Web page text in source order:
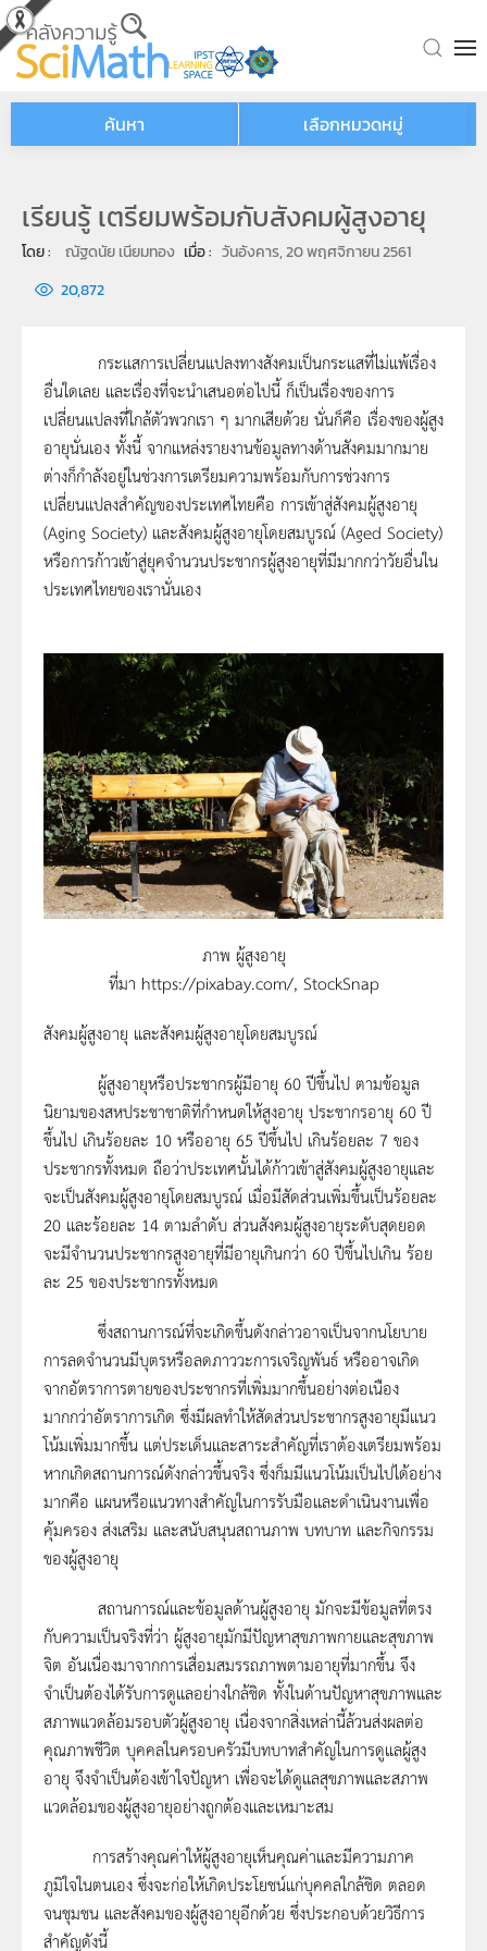
Skip to main content
ค้นหา เลือกหมวดหมู่
เรียนรู้ เตรียมพร้อมกับสังคมผู้สูงอายุ
โดย : ณัฐดนัย เนียมทอง เมื่อ : วันอังคาร, 20 พฤศจิกายน 2561
20,872
กระแสการเปลี่ยนแปลงทางสังคมเป็นกระแสที่ไม่แพ้เรื่อง
อื่นใดเลย และเรื่องที่จะนำเสนอต่อไปนี้ ก็เป็นเรื่องของการ
เปลี่ยนแปลงที่ใกล้ตัวพวกเรา ๆ มากเสียด้วย นั่นก็คือ เรื่องของผู้สูง
อายุนั่นเอง ทั้งนี้ จากแหล่งรายงานข้อมูลทางด้านสังคมมากมาย
ต่างก็กำลังอยู่ในช่วงการเตรียมความพร้อมกับการช่วงการ
เปลี่ยนแปลงสำคัญของประเทศไทยคือ การเข้าสู่สังคมผู้สูงอายุ
(Aging Society) และสังคมผู้สูงอายุโดยสมบูรณ์ (Aged Society)
หรือการก้าวเข้าสู่ยุคจำนวนประชากรผู้สูงอายุที่มีมากกว่าวัยอื่นใน
ประเทศไทยของเรานั่นเอง
ภาพ ผู้สูงอายุ
ที่มา https://pixabay.com/, StockSnap
สังคมผู้สูงอายุ และสังคมผู้สูงอายุโดยสมบูรณ์
ผู้สูงอายุหรือประชากรผู้มีอายุ 60 ปีขึ้นไป ตามข้อมูล
นิยามของสหประชาชาติที่กำหนดให้สูงอายุ ประชากรอายุ 60 ปี
ขึ้นไป เกินร้อยละ 10 หรืออายุ 65 ปีขึ้นไป เกินร้อยละ 7 ของ
ประชากรทั้งหมด ถือว่าประเทศนั้นได้ก้าวเข้าสู่สังคมผู้สูงอายุและ
จะเป็นสังคมผู้สูงอายุโดยสมบูรณ์ เมื่อมีสัดส่วนเพิ่มขึ้นเป็นร้อยละ
20 และร้อยละ 14 ตามลำดับ ส่วนสังคมผู้สูงอายุระดับสุดยอด
จะมีจำนวนประชากรสูงอายุที่มีอายุเกินกว่า 60 ปีขึ้นไปเกิน ร้อย
ละ 25 ของประชากรทั้งหมด
ซึ่งสถานการณ์ที่จะเกิดขึ้นดังกล่าวอาจเป็นจากนโยบาย
การลดจำนวนมีบุตรหรือลดภาววะการเจริญพันธ์ หรืออาจเกิด
จากอัตราการตายของประชากรที่เพิ่มมากขึ้นอย่างต่อเนือง
มากกว่าอัตราการเกิด ซึ่งมีผลทำให้สัดส่วนประชากรสูงอายุมีแนว
โน้มเพิ่มมากขึ้น แต่ประเด็นและสาระสำคัญที่เราต้องเตรียมพร้อม
หากเกิดสถานการณ์ดังกล่าวขึ้นจริง ซึ่งก็มมีแนวโน้มเป็นไปได้อย่าง
มากคือ แผนหรือแนวทางสำคัญในการรับมือและดำเนินงานเพื่อ
คุ้มครอง ส่งเสริม และสนับสนุนสถานภาพ บทบาท และกิจกรรม
ของผู้สูงอายุ
สถานการณ์และข้อมูลด้านผู้สูงอายุ มักจะมีข้อมูลที่ตรง
กับความเป็นจริงที่ว่า ผู้สูงอายุมักมีปัญหาสุขภาพกายและสุขภาพ
จิต อันเนื่องมาจากการเสื่อมสมรรถภาพตามอายุที่มากขึ้น จึง
จำเป็นต้องได้รับการดูแลอย่างใกล้ชิด ทั้งในด้านปัญหาสุขภาพและ
สภาพแวดล้อมรอบตัวผู้สูงอายุ เนื่องจากสิ่งเหล่านี้ล้วนส่งผลต่อ
คุณภาพชีวิต บุคคลในครอบครัวมีบทบาทสำคัญในการดูแลผู้สูง
อายุ จึงจำเป็นต้องเข้าใจปัญหา เพื่อจะได้ดูแลสุขภาพและสภาพ
แวดล้อมของผู้สูงอายุอย่างถูกต้องและเหมาะสม
การสร้างคุณค่าให้ผู้สูงอายุเห็นคุณค่าและมีความภาค
ภูมิใจในตนเอง ซึ่งจะก่อให้เกิดประโยชน์แก่บุคคลใกล้ชิด ตลอด
จนชุมชน และสังคมของผู้สูงอายุอีกด้วย ซึ่งประกอบด้วยวิธีการ
สำคัญดังนี้